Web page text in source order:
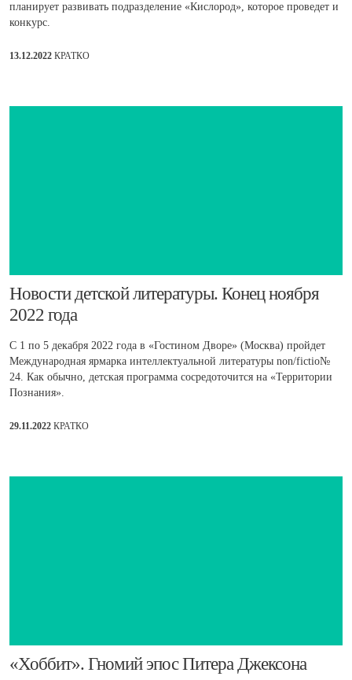
планирует развивать подразделение «Кислород», которое проведет и
конкурс.
13.12.2022 КРАТКО
​Новости детской литературы. Конец ноября
2022 года
С 1 по 5 декабря 2022 года в «Гостином Дворе» (Москва) пройдет
Международная ярмарка интеллектуальной литературы non/fictio№
24. Как обычно, детская программа сосредоточится на «Территории
Познания».
29.11.2022 КРАТКО
​«Хоббит». Гномий эпос Питера Джексона